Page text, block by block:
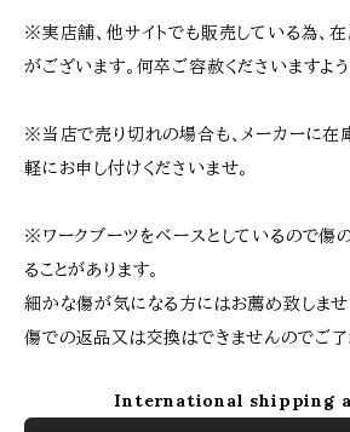
※実店舗、他サイトでも販売している為、
がございます。何卒ご容赦くださいますよ
※当店で売り切れの場合も、メーカーに在
軽にお申し付けくださいませ。
※ワークブーツをベースとしているので傷
ることがあります。
細かな傷が気になる方にはお薦め致しませ
傷での返品又は交換はできませんのでご了
International shipping